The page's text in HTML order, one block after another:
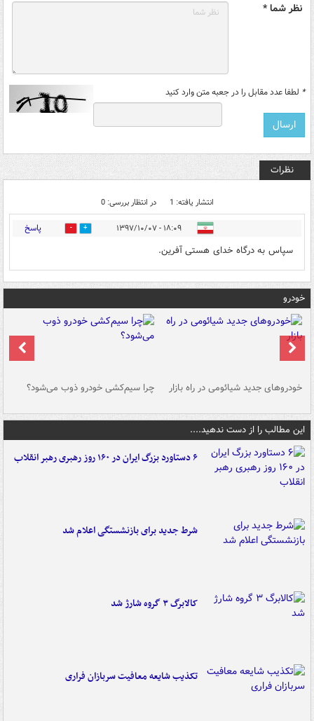
نظر شما *
* لطفا عدد مقابل را در جعبه متن وارد کنید
نظرات
انتشار یافته: 1 در انتظار بررسی: 0
۱۸:۰۹ - ۱۳۹۷/۱۰/۰۷ 16 پاسخ
سپاس به درگاه خدای هستی آفرین.
خودرو
خودروهای جدید شیائومی در راه بازار چرا سیم‌کشی خودرو ذوب می‌شود؟
این مطالب را از دست ندهید....
۶ دستاورد بزرگ ایران در ۱۶۰ روز رهبری رهبر انقلاب
شرط جدید برای بازنشستگی اعلام شد
کالابرگ ۳ گروه شارژ شد
تکذیب شایعه معافیت سربازان فراری